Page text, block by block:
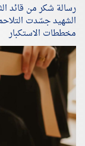
رسالة شكر من قائد
الشهيد جسّدت
مخططات الاستكبار